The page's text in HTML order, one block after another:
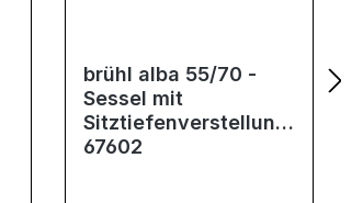
brühl alba 55/70 -
Sessel mit
Sitztiefenverstellung
67602